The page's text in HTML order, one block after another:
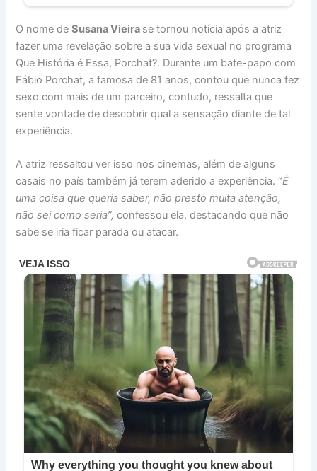
O nome deSusana Vieira se tornou notícia após a atriz
fazer uma revelação sobre a sua vida sexual no programa
Que História é Essa, Porchat?. Durante um bate-papo com
Fábio Porchat, a famosa de 81 anos, contou que nunca fez
sexo com mais de um parceiro, contudo, ressalta que
sente vontade de descobrir qual a sensação diante de tal
experiência.
A atriz ressaltou ver isso nos cinemas, além de alguns
casais no país também já terem aderido a experiência. “É
uma coisa que queria saber, não presto muita atenção,
não sei como seria”,confessou ela, destacando que não
sabe se iria ficar parada ou atacar.